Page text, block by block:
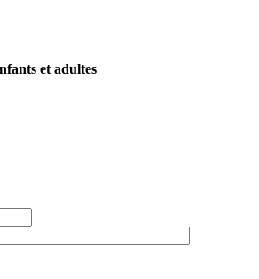
et adultes